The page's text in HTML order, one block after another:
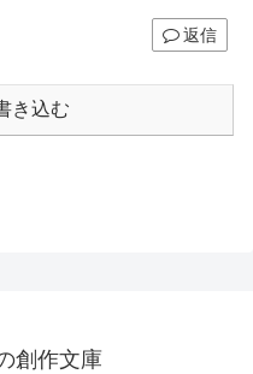
返信
き込む
創作文庫